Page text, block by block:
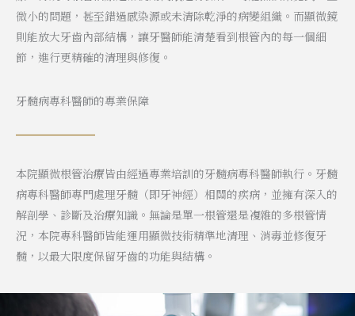
微小的問題，甚至錯過感染源或未清除乾淨的病變組織。而顯微鏡
則能放大牙齒內部結構，讓牙醫師能清楚看到根管內的每一個細
節，進行更精確的清理與修復。
牙髓病專科醫師的專業保障
本院顯微根管治療皆由經過專業培訓的牙髓病專科醫師執行。牙髓
病專科醫師專門處理牙髓（即牙神經）相關的疾病，並擁有深入的
解剖學、診斷及治療知識。無論是單一根管還是複雜的多根管情
況，本院專科醫師皆能運用顯微技術精準地清理、消毒並修復牙
髓，以最大限度保留牙齒的功能與結構。